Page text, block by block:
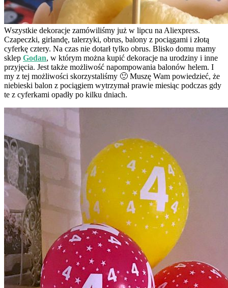
Wszystkie dekoracje zamówiliśmy już w lipcu na Aliexpress.
Czapeczki, girlandę, talerzyki, obrus, balony z pociągami i złotą
cyferkę cztery. Na czas nie dotarł tylko obrus. Blisko domu mamy
sklep Godan, w którym można kupić dekoracje na urodziny i inne
przyjęcia. Jest także możliwość napompowania balonów helem. I
my z tej możliwości skorzystaliśmy 🙂 Muszę Wam powiedzieć, że
niebieski balon z pociągiem wytrzymał prawie miesiąc podczas gdy
te z cyferkami opadły po kilku dniach.